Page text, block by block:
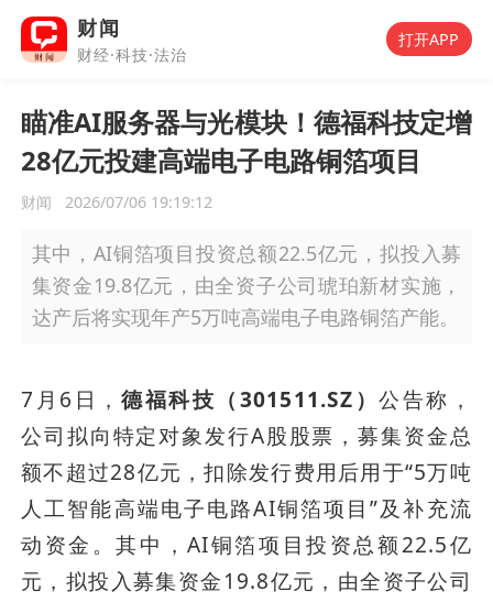
财闻
财经·科技·法治
打开APP
瞄准AI服务器与光模块！德福科技定增
28亿元投建高端电子电路铜箔项目
财闻 2026/07/06 19:19:12
其中，AI铜箔项目投资总额22.5亿元，拟投入募
集资金19.8亿元，由全资子公司琥珀新材实施，
达产后将实现年产5万吨高端电子电路铜箔产能。
7月6日，德福科技（301511.SZ）公告称，
公司拟向特定对象发行A股股票，募集资金总
额不超过28亿元，扣除发行费用后用于“5万吨
人工智能高端电子电路AI铜箔项目”及补充流
动资金。其中，AI铜箔项目投资总额22.5亿
元，拟投入募集资金19.8亿元，由全资子公司